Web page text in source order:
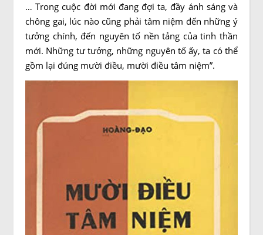
… Trong cuộc đời mới đang đợi ta, đầy ánh sáng và
chông gai, lúc nào cũng phải tâm niệm đến những ý
tưởng chính, đến nguyên tố nền tảng của tinh thần
mới. Những tư tưởng, những nguyên tố ấy, ta có thể
gồm lại đúng mười điều, mười điều tâm niệm”.